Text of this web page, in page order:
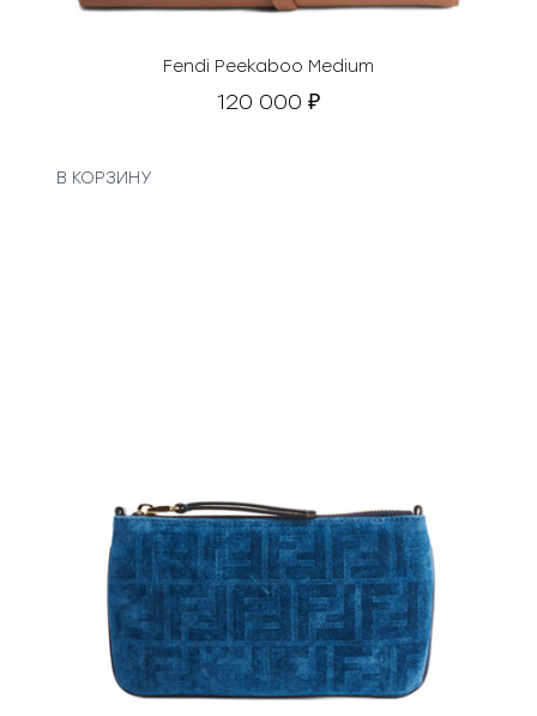
Fendi Peekaboo Medium
120 000 ₽
В КОРЗИНУ